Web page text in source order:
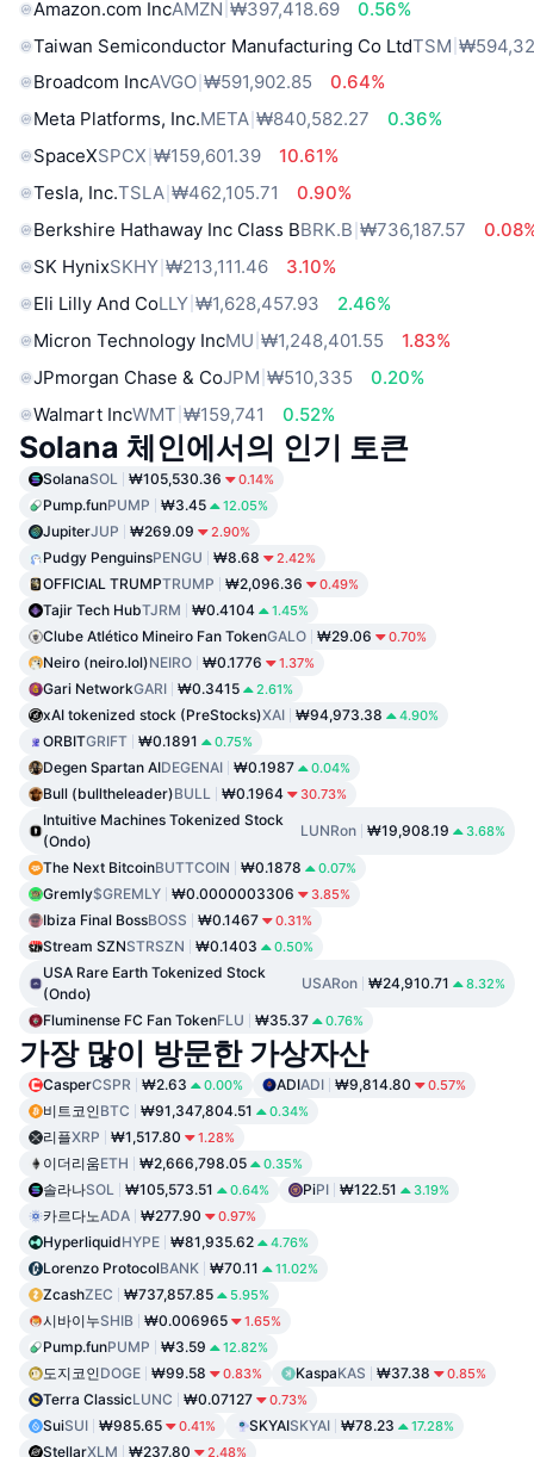
Amazon.com IncAMZN ₩397,418.69
0.56%
Taiwan Semiconductor Manufacturing Co LtdTSM
Broadcom IncAVGO ₩591,902.85
0.64%
Meta Platforms, Inc.META ₩840,582.27
0.36%
SpaceXSPCX ₩159,601.39
10.61%
Tesla, Inc.TSLA ₩462,105.71
0.90%
Berkshire Hathaway Inc Class BBRK.B ₩736,187.57
SK HynixSKHY ₩213,111.46
3.10%
Eli Lilly And CoLLY ₩1,628,457.93
2.46%
Micron Technology IncMU ₩1,248,401.55
1.83%
JPmorgan Chase & CoJPM ₩510,335
0.20%
Walmart IncWMT ₩159,741 0.52%
Solana 체인에서의 인기 토큰
SolanaSOL ₩105,530.36 0.14%
Pump.funPUMP ₩3.45 12.05%
JupiterJUP ₩269.09 2.90%
Pudgy PenguinsPENGU ₩8.68 2.42%
OFFICIAL TRUMPTRUMP ₩2,096.36 0.49%
Tajir Tech HubTJRM ₩0.4104 1.45%
Clube Atlético Mineiro Fan TokenGALO ₩29.06 0.70%
Neiro (neiro.lol)NEIRO ₩0.1776 1.37%
Gari NetworkGARI ₩0.3415 2.61%
xAI tokenized stock (PreStocks)XAI ₩94,973.38 4.90%
ORBITGRIFT ₩0.1891 0.75%
Degen Spartan AIDEGENAI ₩0.1987 0.04%
Bull (bulltheleader)BULL ₩0.1964 30.73%
Intuitive Machines Tokenized Stock
(Ondo)
LUNRon ₩19,908.19 3.68%
The Next BitcoinBUTTCOIN ₩0.1878 0.07%
Gremly$GREMLY ₩0.0000003306 3.85%
Ibiza Final BossBOSS ₩0.1467 0.31%
Stream SZNSTRSZN ₩0.1403 0.50%
USA Rare Earth Tokenized Stock
(Ondo)
USARon ₩24,910.71 8.32%
Fluminense FC Fan TokenFLU ₩35.37 0.76%
가장 많이 방문한 가상자산
CasperCSPR ₩2.63 0.00% ADIADI ₩9,814.80 0.57%
비트코인BTC ₩91,347,804.51 0.34%
리플XRP ₩1,517.80 1.28%
이더리움ETH ₩2,666,798.05 0.35%
솔라나SOL ₩105,573.51 0.64% PiPI ₩122.51 3.19%
카르다노ADA ₩277.90 0.97%
HyperliquidHYPE ₩81,935.62 4.76%
Lorenzo ProtocolBANK ₩70.11 11.02%
ZcashZEC ₩737,857.85 5.95%
시바이누SHIB ₩0.006965 1.65%
Pump.funPUMP ₩3.59 12.82%
도지코인DOGE ₩99.58 0.83% KaspaKAS ₩37.38 0.85%
Terra ClassicLUNC ₩0.07127 0.73%
SuiSUI ₩985.65 0.41% SKYAISKYAI ₩78.23 17.28%
StellarXLM ₩237.80 2.48%